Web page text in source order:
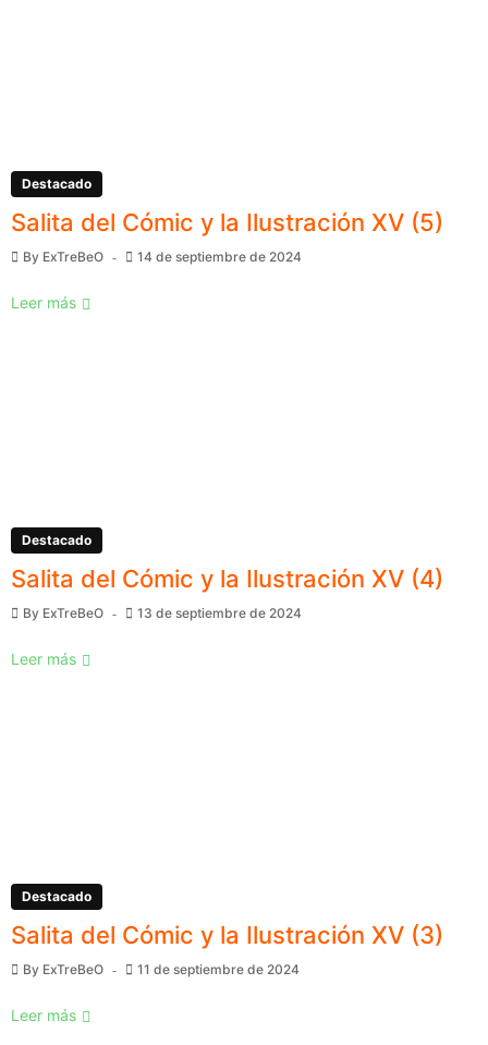
Destacado
Salita del Cómic y la Ilustración XV (5)
By ExTreBeO 14 de septiembre de 2024
Leer más
Destacado
Salita del Cómic y la Ilustración XV (4)
By ExTreBeO 13 de septiembre de 2024
Leer más
Destacado
Salita del Cómic y la Ilustración XV (3)
By ExTreBeO 11 de septiembre de 2024
Leer más